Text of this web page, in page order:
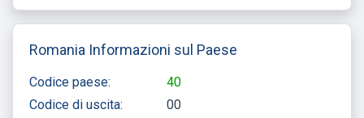
Romania Informazioni sul Paese
Codice paese:
40
Codice di uscita:
00